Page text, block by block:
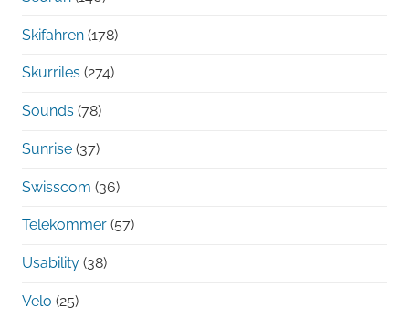
Skifahren (178)
Skurriles (274)
Sounds (78)
Sunrise (37)
Swisscom (36)
Telekommer (57)
Usability (38)
Velo (25)